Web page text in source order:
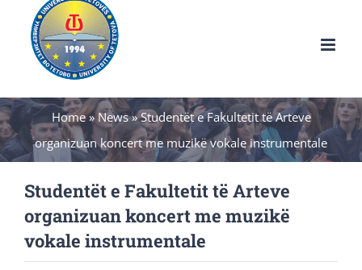
Home» News»Studentët e Fakultetit të Arteve
organizuan koncert me muzikë vokale instrumentale
Studentët e Fakultetit të Arteve
organizuan koncert me muzikë
vokale instrumentale